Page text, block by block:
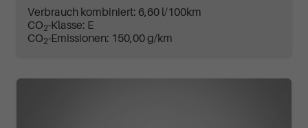
Verbrauch kombiniert: 6,60 l/100km
CO2-Klasse: E
CO2-Emissionen: 150,00 g/km